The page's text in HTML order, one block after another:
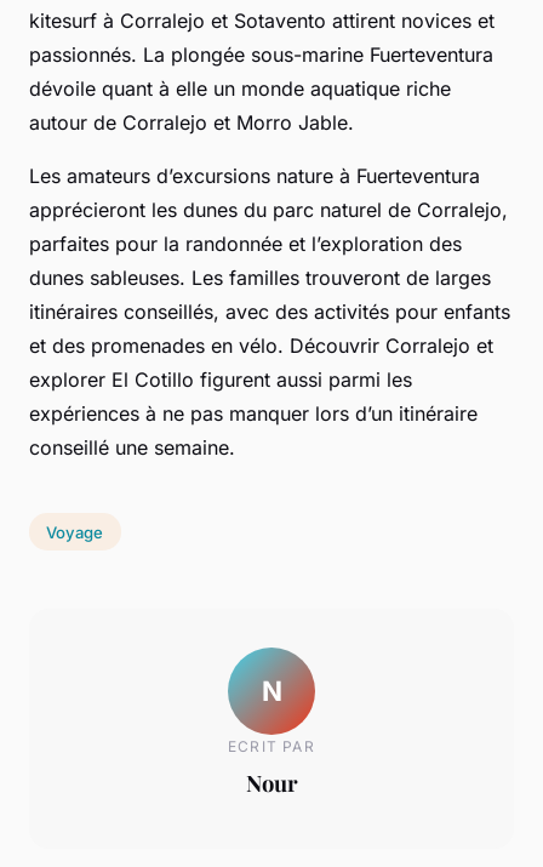
kitesurf à Corralejo et Sotavento attirent novices et
passionnés. La plongée sous-marine Fuerteventura
dévoile quant à elle un monde aquatique riche
autour de Corralejo et Morro Jable.
Les amateurs d’excursions nature à Fuerteventura
apprécieront les dunes du parc naturel de Corralejo,
parfaites pour la randonnée et l’exploration des
dunes sableuses. Les familles trouveront de larges
itinéraires conseillés, avec des activités pour enfants
et des promenades en vélo. Découvrir Corralejo et
explorer El Cotillo figurent aussi parmi les
expériences à ne pas manquer lors d’un itinéraire
conseillé une semaine.
Voyage
N
ECRIT PAR
Nour